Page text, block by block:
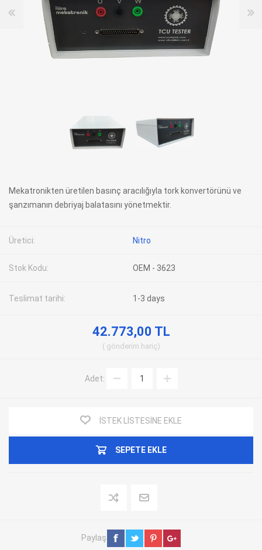
Mekatronikten üretilen basınç aracılığıyla tork konvertörünü ve
şanzımanın debriyaj balatasını yönetmektir.
Üretici: Nitro
Stok Kodu: OEM - 3623
Teslimat tarihi: 1-3 days
42.773,00 TL
gönderim hariç
Adet:
İSTEK LISTESINE EKLE
SEPETE EKLE
Paylaş